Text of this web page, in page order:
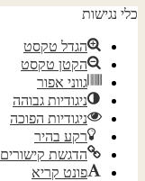
כלי נגישות
הגדל טקסט
הקטן טקסט
גווני אפור
ניגודיות גבוהה
ניגודיות הפוכה
רקע בהיר
הדגשת קישורים
פונט קריא